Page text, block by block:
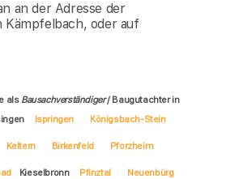
an der Adresse der
oder auf
als Bausachverständiger/ Baugutachter in
Ispringen Königsbach-Stein
Keltern Birkenfeld Pforzheim
Kieselbronn Pfinztal Neuenbürg